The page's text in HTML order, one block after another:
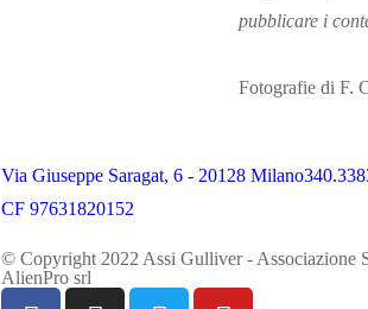
pubblicare i
Fotografie di F.
Via Giuseppe Saragat, 6 - 20128 Milano
CF 97631820152
© Copyright 2022 Assi Gulliver - Associazione
AlienPro srl